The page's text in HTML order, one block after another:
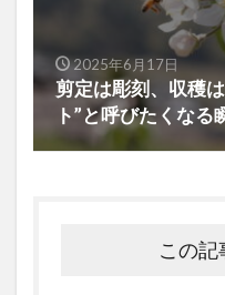
2025年6月17日
剪定は彫刻、収穫
ト”と呼びたくなる
この記